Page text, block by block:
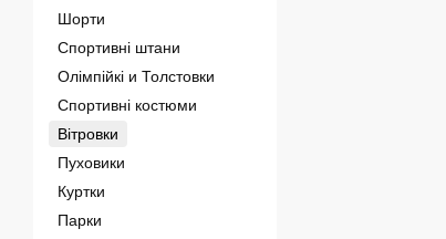
Шорти
Спортивні штани
Олімпійкі и Толстовки
Спортивні костюми
Вітровки
Пуховики
Куртки
Парки